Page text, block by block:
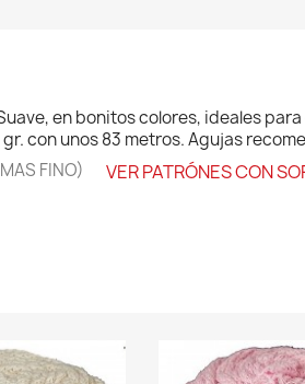
en bonitos colores, ideales
con unos 83 metros. Agujas
FINO) VER PATRÓNES CON